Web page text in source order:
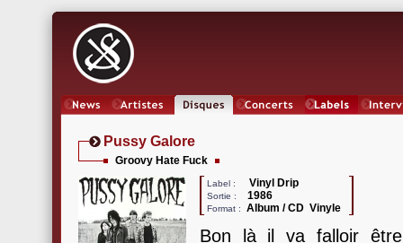
Pussy Galore
Groovy Hate Fuck
Label : Vinyl Drip
Sortie : 1986
Format : Album / CD Vinyle
Bon là il va falloir